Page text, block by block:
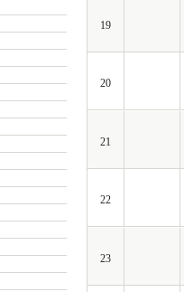
19
20
21
22
23